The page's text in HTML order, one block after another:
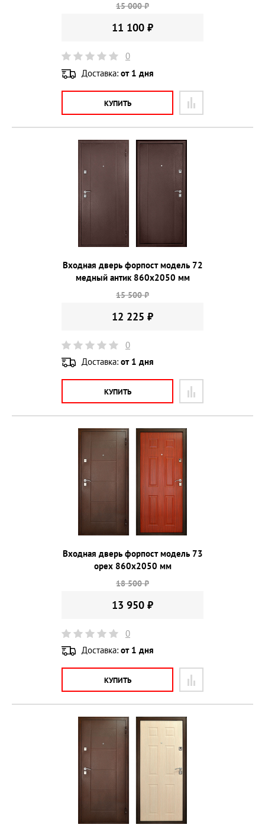
15 000 ₽
11 100 ₽
0
Доставка: от 1 дня
КУПИТЬ
Входная дверь форпост модель 72
медный антик 860х2050 мм
15 500 ₽
12 225 ₽
0
Доставка: от 1 дня
КУПИТЬ
Входная дверь форпост модель 73
орех 860х2050 мм
18 500 ₽
13 950 ₽
0
Доставка: от 1 дня
КУПИТЬ